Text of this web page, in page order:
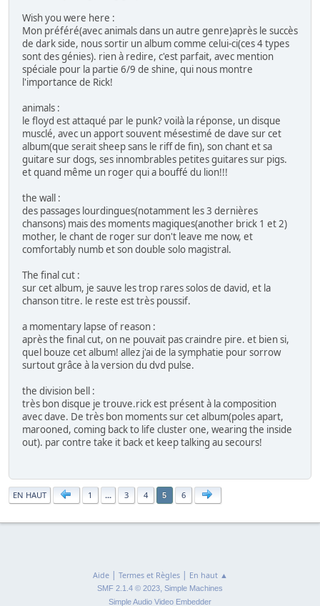
Wish you were here :
Mon préféré(avec animals dans un autre genre)après le succès
de dark side, nous sortir un album comme celui-ci(ces 4 types
sont des génies). rien à redire, c'est parfait, avec mention
spéciale pour la partie 6/9 de shine, qui nous montre
l'importance de Rick!
animals :
le floyd est attaqué par le punk? voilà la réponse, un disque
musclé, avec un apport souvent mésestimé de dave sur cet
album(que serait sheep sans le riff de fin), son chant et sa
guitare sur dogs, ses innombrables petites guitares sur pigs.
et quand même un roger qui a bouffé du lion!!!
the wall :
des passages lourdingues(notamment les 3 dernières
chansons) mais des moments magiques(another brick 1 et 2)
mother, le chant de roger sur don't leave me now, et
comfortably numb et son double solo magistral.
The final cut :
sur cet album, je sauve les trop rares solos de david, et la
chanson titre. le reste est très poussif.
a momentary lapse of reason :
après the final cut, on ne pouvait pas craindre pire. et bien si,
quel bouze cet album! allez j'ai de la symphatie pour sorrow
surtout grâce à la version du dvd pulse.
the division bell :
très bon disque je trouve.rick est présent à la composition
avec dave. De très bon moments sur cet album(poles apart,
marooned, coming back to life cluster one, wearing the inside
out). par contre take it back et keep talking au secours!
|
EN HAUT 1 ... 3 4 5 6
Aide| Termes et Règles| En haut ▲
SMF 2.1.4 © 2023, Simple Machines
Simple Audio Video Embedder